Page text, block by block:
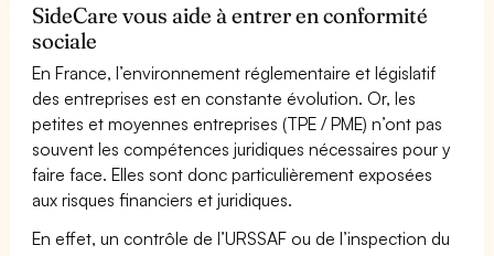
SideCare vous aide à entrer en conformité
sociale
En France, l’environnement réglementaire et législatif
des entreprises est en constante évolution. Or, les
petites et moyennes entreprises (TPE / PME) n’ont pas
souvent les compétences juridiques nécessaires pour y
faire face. Elles sont donc particulièrement exposées
aux risques financiers et juridiques.
En effet, un contrôle de l’URSSAF ou de l’inspection du